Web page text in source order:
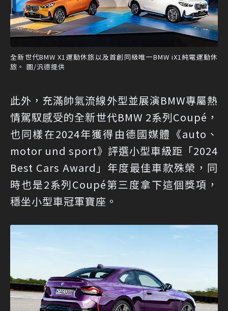
全新世代BMW X1運動休旅以及首創同級唯一BMW iX1純電運動休
旅。 圖/汎德提供
此外，充滿帥氣流線外型並展演BMW專屬熱
情駕馭感受的全新世代BMW 2系列Coupé，
也同樣在2024年獲得由德國媒體《auto、
motor und sport》評選小型車級距「2024
Best Cars Award」年度最佳車款殊榮，同
時也是2系列Coupé第三度拿下這個獎項，
穩坐小型車冠軍寶座。